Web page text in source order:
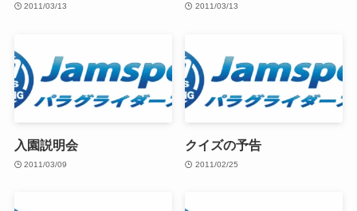
2011/03/13 2011/03/13
入園説明会
2011/03/09
クイズの予告
2011/02/25